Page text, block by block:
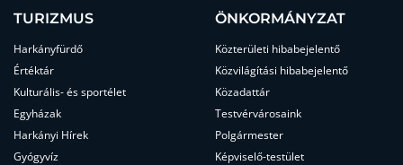
TURIZMUS
Harkányfürdő
Értéktár
Kulturális- és sportélet
Egyházak
Harkányi Hírek
Gyógyvíz
ÖNKORMÁNYZAT
Közterületi hibabejelentő
Közvilágítási hibabejelentő
Közadattár
Testvérvárosaink
Polgármester
Képviselő-testület